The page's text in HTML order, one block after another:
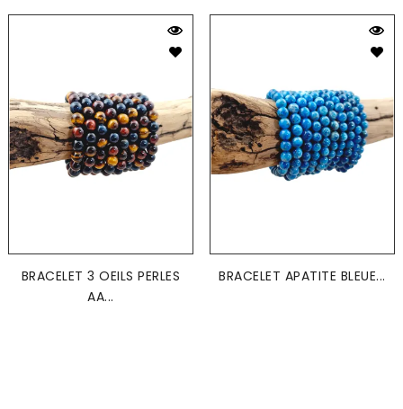
BRACELET 3 OEILS PERLES
AA...
BRACELET APATITE BLEUE...